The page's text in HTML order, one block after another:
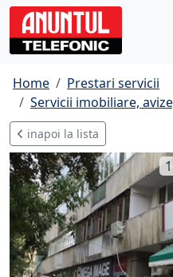
Home
Prestari servicii
Servicii imobiliare,
inapoi la lista